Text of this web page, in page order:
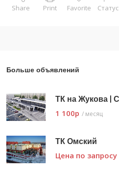
Share Print Favorite Статус
Больше объявлений
1 100p / месяц
ТК Омский
Цена по запросу